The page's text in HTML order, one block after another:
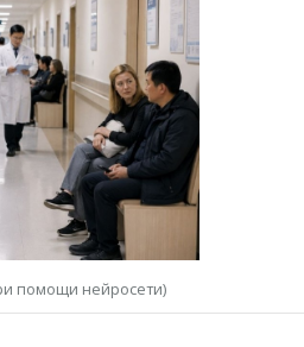
транспорта
остановки
службы
компаний
легко!
помощи нейросети)